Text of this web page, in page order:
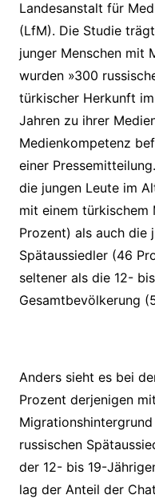
Landesanstalt für
(LfM). Die Studie
junger Menschen mit
wurden »300
türkischer Herkunft
Jahren zu ihrer
Medienkompetenz
einer
die jungen Leute im
mit einem
Prozent) als auch die
Spätaussiedler (46
seltener als die 12-
Gesamtbevölkerung
Anders sieht es bei
Prozent derjenigen
russischen
der 12- bis 19-
lag der Anteil der